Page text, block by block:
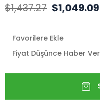
$1,437.27 $1,049.09
Favorilere Ekle
Fiyat Düşünce Haber Ver